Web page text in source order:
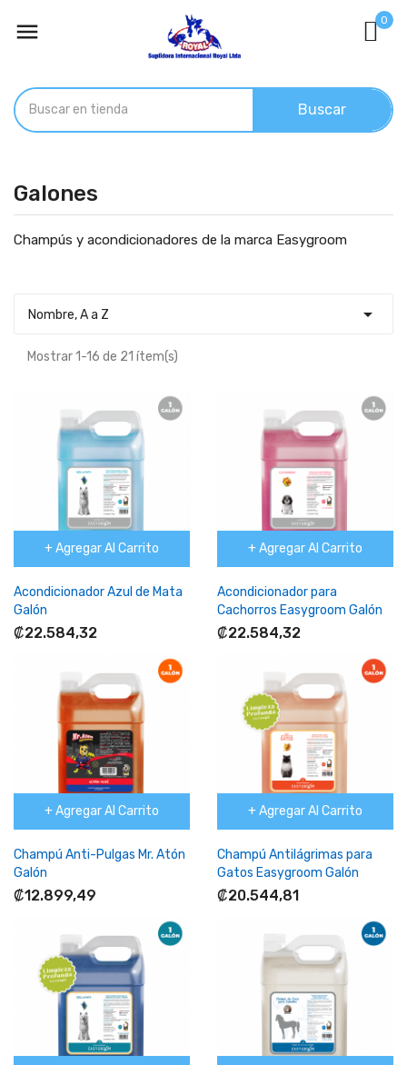
 0
Buscar
Galones
Champús y acondicionadores de la marca Easygroom
Nombre, A a Z 
Mostrar 1-16 de 21 ítem(s)
+ Agregar Al Carrito
Acondicionador Azul de Mata
Galón
₡22.584,32
+ Agregar Al Carrito
Acondicionador para
Cachorros Easygroom Galón
₡22.584,32
+ Agregar Al Carrito
Champú Anti-Pulgas Mr. Atón
Galón
₡12.899,49
+ Agregar Al Carrito
Champú Antilágrimas para
Gatos Easygroom Galón
₡20.544,81